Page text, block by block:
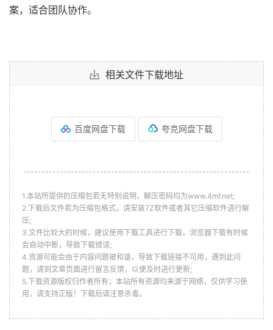
案，适合团队协作。
相关文件下载地址
百度网盘下载 夸克网盘下载
--------------------------------------------------------------
1.本站所提供的压缩包若无特别说明，解压密码均为www.4mf.net;
2.下载后文件若为压缩包格式，请安装7Z软件或者其它压缩软件进行解
压;
3.文件比较大的时候，建议使用下载工具进行下载，浏览器下载有时候
会自动中断，导致下载错误;
4.资源可能会由于内容问题被和谐，导致下载链接不可用，遇到此问
题，请到文章页面进行留言反馈，以便及时进行更新;
5.下载资源版权归作者所有；本站所有资源均来源于网络，仅供学习使
用，请支持正版！下载后请注意杀毒。